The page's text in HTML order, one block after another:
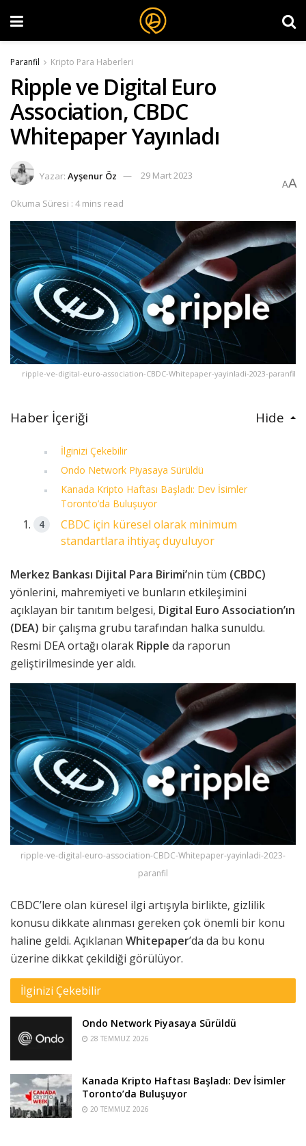
Paranfil Kripto Para Haberleri
Ripple ve Digital Euro
Association, CBDC
Whitepaper Yayınladı
Yazar: Ayşenur Öz 29 Mart 2023
Okuma Süresi : 4 mins read
AA
ripple-ve-digital-euro-association-CBDC-Whitepaper-yayinladi-2023-paranfil
Haber İçeriği Hide
İlginizi Çekebilir
Ondo Network Piyasaya Sürüldü
Kanada Kripto Haftası Başladı: Dev İsimler
Toronto’da Buluşuyor
CBDC için küresel olarak minimum
standartlara ihtiyaç duyuluyor
Merkez Bankası Dijital Para Birimi’nin tüm (CBDC)
yönlerini, mahremiyeti ve bunların etkileşimini
açıklayan bir tanıtım belgesi, Digital Euro Association’ın
(DEA) bir çalışma grubu tarafından halka sunuldu.
Resmi DEA ortağı olarak Ripple da raporun
geliştirilmesinde yer aldı.
ripple-ve-digital-euro-association-CBDC-Whitepaper-yayinladi-2023-
paranfil
CBDC’lere olan küresel ilgi artışıyla birlikte, gizlilik
konusu dikkate alınması gereken çok önemli bir konu
haline geldi. Açıklanan Whitepaper’da da bu konu
üzerine dikkat çekildiği görülüyor.
İlginizi Çekebilir
Ondo Network Piyasaya Sürüldü
28 TEMMUZ 2026
Kanada Kripto Haftası Başladı: Dev İsimler
Toronto’da Buluşuyor
20 TEMMUZ 2026